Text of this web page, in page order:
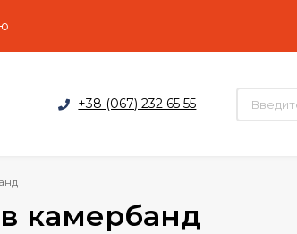
+38 (067) 232 65 55
камербанд